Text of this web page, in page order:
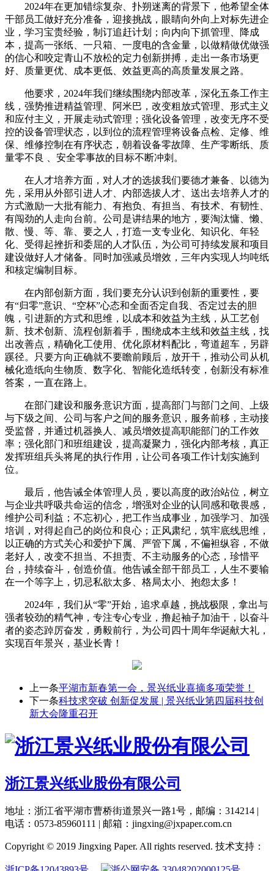
2024年在更加错综复杂、扑朔迷离的背景下，他希望全体
干部员工做好充分准备，迎接挑战，眼睛向外向上对标先进企
业，学习宝贵经验，制订追赶计划；向内向下抓管理、降成
本，提高一张纸、一只箱、一度电的含金量，以做精做优做强
的信心和咬定青山不放松的定力创新拼搏，走出一条市场更
好、质量更优、成本更低、效益更高的高质量发展之路。
他要求，2024年我们继续围绕内部改革，深化五条工作主
线，强势推进精益管理、阿米巴，改变粗放式管理、形式主义
和应付主义，开展走动式管理；强化设备管理，改变无序不受
控的设备管理状态，以到位的流程管理将设备点检、定修、维
保、维修控制在有序状态，朝着设备零故障、生产零断纸、质
量零不良 、安全零事故的目标不断冲刺。
在人才培养方面，对人才的选拔我们要德才兼备、以德为
先，采用从外部引进人才、内部选拔人才、送出去培养人才的
方式激励一大批有能力、有抱负、有担当、有技术、有韧性、
有闯劲的人走向台前。公司是讲结果的地方，要淘汰慵、懒、
散、慢、等、靠、要之人，打造一支专业化、知识化、年轻
化、受得起挫折和委屈的人才队伍，为公司可持续发展和项目
建设做好人才储备。同时加强减员增效，三年内实现人均吨纸
和核定编制目标。
在内部创新方面，我们要充分认识到创新的重要性，要
有“归零”意识、“空杯”心态和全面否定自我、否定过去的胆
魄，引进新的方式和思维，以成本和效益为主线，从工艺创
新、技术创新、流程创新着手，围绕成本主线和效益主线，找
出改善点，精确化工使用、优化原材料配比，弯道超车，另辟
蹊径。只要方向正确就不要瞻前顾后，放开干，推动公司从机
械化造纸向生物质、数字化、智能化造纸转变，创新没有标准
答案，一直在路上。
在部门建设和服务意识方面，提高部门与部门之间、上级
与下级之间、公司与客户之间的服务意识，服务前移，主动接
受监督，并通过机器换人、减员增效提高职能部门的工作效
率；强化部门和班组建设，提高凝聚力，强化内部考核，真正
发挥班组兵头将尾的执行作用，让公司各项工作计划实施到
位。
最后，他告诫全体管理人员，要以高度的政治站位，树立
与企业共呼吸共命运的信念，增强对企业的认同感和敬畏感，
维护公司利益；不忘初心，把工作当成事业，加强学习、加强
培训，对得起自己的岗位和良心；正风肃纪，筑牢底线思维，
以正确的方式关心和爱护下属、严管下属，不偏袒纵容，不做
老好人，改变不担当、不担责、不主动服务的心态，珍惜平
台，持续奋斗，创造价值。他告诫全部干部员工，人生不要输
在一个等字上，切忌私欲太多、格局太小、抱怨太多！
2024年，我们从“零”开始，追求卓越，挑战极限，拿出与
强者较劲的精气神，专注专心专业，撸起袖子加油干，以奋斗
者的姿态踔厉奋发，勇毅前行，为公司四十周年华诞献大礼，
实现百年景兴，基业长青！
上一条平湖市新春第一会，景兴纸业喜摘多项荣誉！
下一条科技求突破 创新促发展 | 景兴纸业第四届科技创
新大会隆重召开
浙江景兴纸业股份有限公司
地址：浙江省平湖市曹桥街道景兴一路1号，邮编：314214 |
电话：0573-85960111 | 邮箱：jingxing@jxpaper.com.cn
Copyright © 2019 Jingxing Paper. All rights reserved. 技术支持：